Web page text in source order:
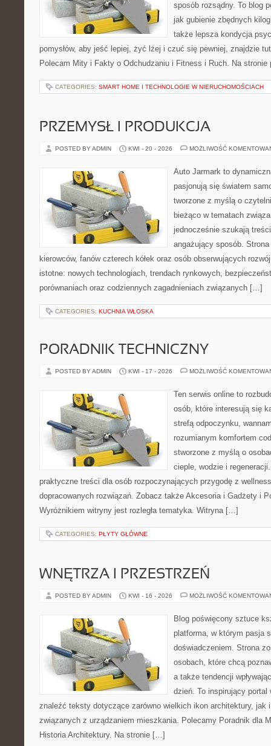
sposób rozsądny. To blog
jak gubienie zbędnych
także lepsza kondycja
pomysłów, aby jeść lepiej, żyć lżej i czuć się pewniej, znajdzie
Polecam Mity i Fakty o Odchudzaniu i Fitness i Ruch. Na
CATEGORIES: SMART HOME I TECHNOLOGIE W NIERUCHOMOŚCIACH
PRZEMYSŁ I PRODUKCJA
POSTED BY ADMIN KWI - 20 - 2026 MOŻLIWOŚĆ
Auto Jarmark to
pasjonują się światem
tworzone z myślą o
bieżąco w tematach
jednocześnie szukają
angażujący sposób.
kierowców, fanów czterech kółek oraz osób obserwujących
istotne: nowych technologiach, trendach rynkowych,
porównaniach oraz codziennych zagadnieniach związanych […]
CATEGORIES: KUCHNIA WŁOSKA
PORADNIK TECHNICZNY
POSTED BY ADMIN KWI - 17 - 2026 MOŻLIWOŚĆ
Ten serwis online to
osób, które interesują się
strefą odpoczynku,
rozumianym komfortem
stworzone z myślą o
cieple, wodzie i
praktyczne treści dla osób rozpoczynających przygodę z
dopracowanych rozwiązań. Zobacz także Akcesoria i Gadżety i
Wyróżnikiem witryny jest rozległa tematyka. Witryna […]
CATEGORIES: PŁYTY GŁÓWNE
WNĘTRZA I PRZESTRZEŃ
POSTED BY ADMIN KWI - 16 - 2026 MOŻLIWOŚĆ
Blog poświęcony sztuce
platforma, w którym pasja
doświadczeniem. Strona
osobach, które chcą
a także tendencji
dzień. To inspirujący
znaleźć teksty dotyczące zarówno wielkich ikon architektury, jak
związanych z urządzaniem mieszkania. Polecamy Poradnik dla
Historia Architektury. Na stronie […]